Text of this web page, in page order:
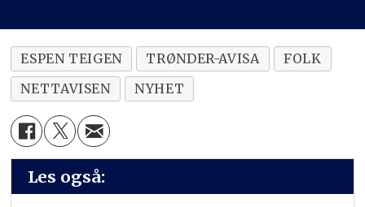
ESPEN TEIGEN TRØNDER-AVISA
FOLK
NETTAVISEN
NYHET
Les også: